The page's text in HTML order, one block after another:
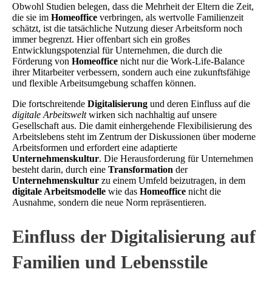
Obwohl Studien belegen, dass die Mehrheit der Eltern die Zeit,
die sie im Homeoffice verbringen, als wertvolle Familienzeit
schätzt, ist die tatsächliche Nutzung dieser Arbeitsform noch
immer begrenzt. Hier offenbart sich ein großes
Entwicklungspotenzial für Unternehmen, die durch die
Förderung von Homeoffice nicht nur die Work-Life-Balance
ihrer Mitarbeiter verbessern, sondern auch eine zukunftsfähige
und flexible Arbeitsumgebung schaffen können.
Die fortschreitende Digitalisierung und deren Einfluss auf die
digitale Arbeitsweltwirken sich nachhaltig auf unsere
Gesellschaft aus. Die damit einhergehende Flexibilisierung des
Arbeitslebens steht im Zentrum der Diskussionen über moderne
Arbeitsformen und erfordert eine adaptierte
Unternehmenskultur. Die Herausforderung für Unternehmen
besteht darin, durch eine Transformation der
Unternehmenskultur zu einem Umfeld beizutragen, in dem
digitale Arbeitsmodelle wie das Homeoffice nicht die
Ausnahme, sondern die neue Norm repräsentieren.
Einfluss der Digitalisierung auf
Familien und Lebensstile